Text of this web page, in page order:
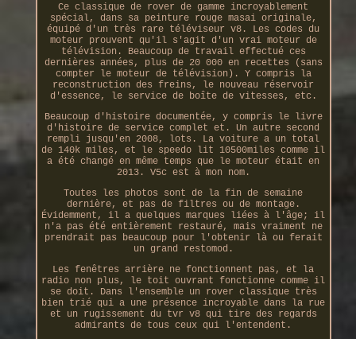
Ce classique de rover de gamme incroyablement
spécial, dans sa peinture rouge masai originale,
équipé d'un très rare téléviseur v8. Les codes du
moteur prouvent qu'il s'agit d'un vrai moteur de
télévision. Beaucoup de travail effectué ces
dernières années, plus de 20 000 en recettes (sans
compter le moteur de télévision). Y compris la
reconstruction des freins, le nouveau réservoir
d'essence, le service de boîte de vitesses, etc.
Beaucoup d'histoire documentée, y compris le livre
d'histoire de service complet et. Un autre second
rempli jusqu'en 2008, lots. La voiture a un total
de 140k miles, et le speedo lit 10500miles comme il
a été changé en même temps que le moteur était en
2013. V5c est à mon nom.
Toutes les photos sont de la fin de semaine
dernière, et pas de filtres ou de montage.
Évidemment, il a quelques marques liées à l'âge; il
n'a pas été entièrement restauré, mais vraiment ne
prendrait pas beaucoup pour l'obtenir là ou ferait
un grand restomod.
Les fenêtres arrière ne fonctionnent pas, et la
radio non plus, le toit ouvrant fonctionne comme il
se doit. Dans l'ensemble un rover classique très
bien trié qui a une présence incroyable dans la rue
et un rugissement du tvr v8 qui tire des regards
admirants de tous ceux qui l'entendent.